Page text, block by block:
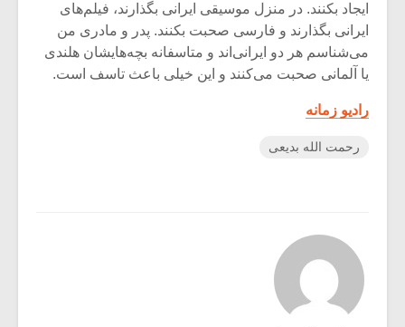
ایجاد بکنند. در منزل موسیقی ایرانی بگذارند، فیلم‌های
ایرانی بگذارند و فارسی صحبت بکنند. پدر و مادری من
می‌شناسم هر دو ایرانی‌اند و متاسفانه بچه‌هایشان هلندی
یا آلمانی صحبت می‌کنند و این خیلی باعث تاسف است.
رادیو زمانه
رحمت الله بدیعی